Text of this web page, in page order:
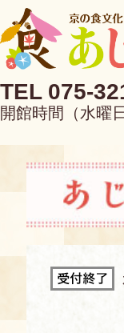
TEL 075-
開館時間（水曜